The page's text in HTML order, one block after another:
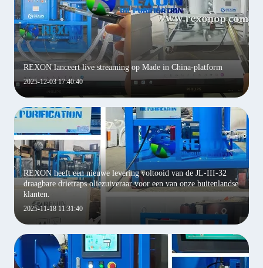
2025-12-03 17:40:40
REXON lanceert live streaming op Made in China-platform
2025-11-18 11:31:40
REXON heeft een nieuwe levering voltooid van de JL-III-32
draagbare drietraps oliezuiveraar voor een van onze buitenlandse
klanten.